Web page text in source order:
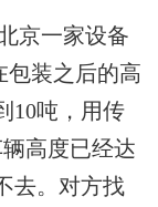
京一家设备
包装之后的高
10吨，用传
高度已经达
去。对方找